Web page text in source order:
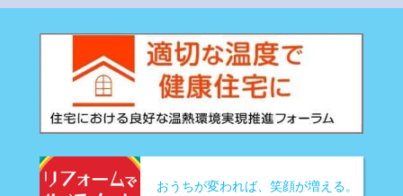
おうちが変われば、笑顔が増える。